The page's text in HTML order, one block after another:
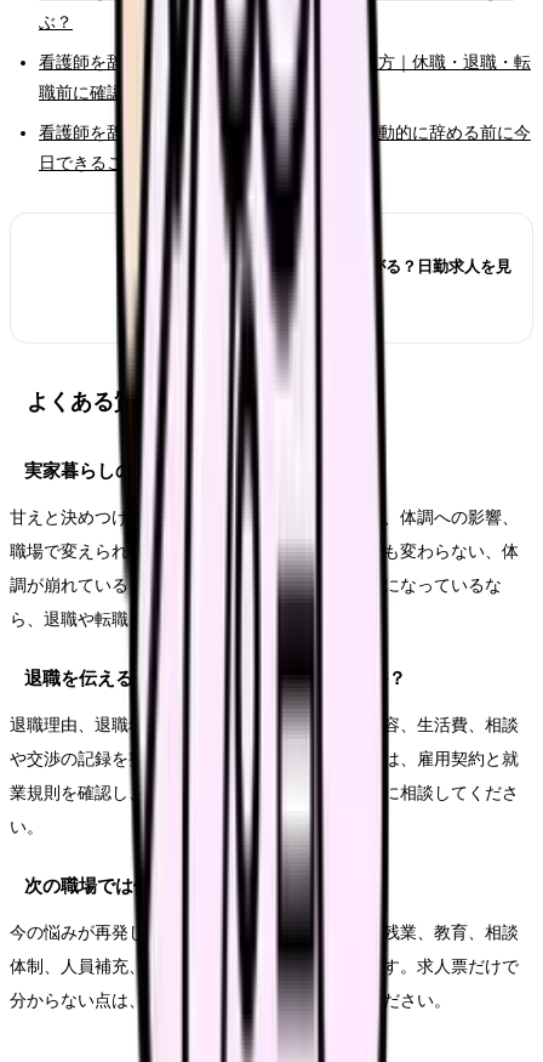
ぶ？
看護師を辞めたいけどお金が不安な時の考え方｜休職・退職・転
職前に確認すること
看護師を辞めたいと強く思った時の初動｜衝動的に辞める前に今
日できること
あわせて読みたい
看護師が夜勤なしにすると給料は下がる？日勤求人を見
る前の収入チェック
よくある質問
実家暮らしのは甘えですか？
甘えと決めつける必要はありません。悩みの原因、体調への影響、
職場で変えられる余地を分けて見ます。相談しても変わらない、体
調が崩れている、次の職場で避けたい条件が明確になっているな
ら、退職や転職を考える十分な理由になります。
退職を伝える前に何を準備すればいいですか？
退職理由、退職希望日、有休残日数、引き継ぎ内容、生活費、相談
や交渉の記録を整理します。法的な不安がある時は、雇用契約と就
業規則を確認し、必要に応じて公的窓口や専門家に相談してくださ
い。
次の職場では何を確認すればいいですか？
今の悩みが再発しない条件を確認します。夜勤、残業、教育、相談
体制、人員補充、休みやすさ、給与の内訳などです。求人票だけで
分からない点は、面接や見学で具体的に聞いてください。